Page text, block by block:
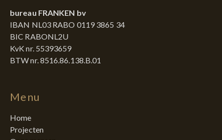
bureau FRANKEN bv
IBAN NL03 RABO 0119 3865 34
BIC RABONL2U
KvK nr. 55393659
BTW nr. 8516.86.138.B.01
Menu
Home
Projecten